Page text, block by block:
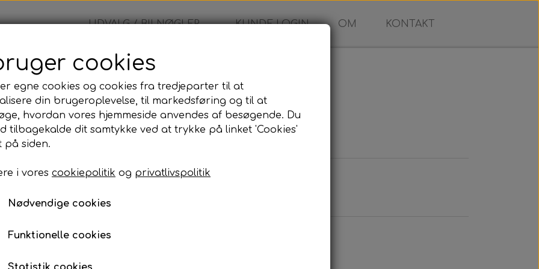
UDVALG / BILNØGLER KUNDE LOGIN OM KONTAKT
- Fjernbetjening
Suzuki - Fjernbetjening
1.699,00 kr.
Nøglefri / Swift / Kizashi
3 knapper / HU133
EAN-kode: 2090000082678
cookies
egne cookies og cookies fra tredjeparter til at
din brugeroplevelse, til markedsføring og til at
hvordan vores hjemmeside anvendes af besøgende. Du
tilbagekalde dit samtykke ved at trykke på linket 'Cookies'
på siden.
i vores cookiepolitik og privatlivspolitik
Nødvendige cookies
Funktionelle cookies